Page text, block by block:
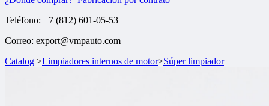
Teléfono: +7 (812) 601-05-53
Correo: export@vmpauto.com
Catalog >Limpiadores internos de motor>Súper limpiador